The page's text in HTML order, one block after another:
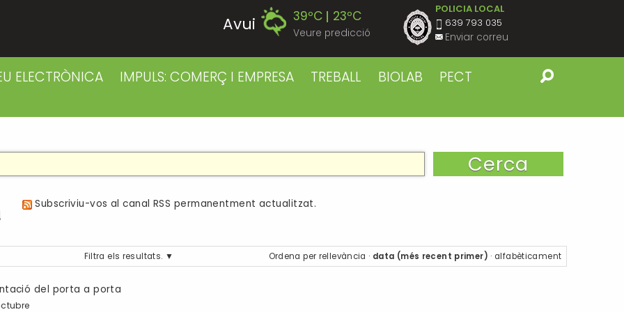
Avui 39ºC 23ºC
Veure predicció
Diumenge 39ºC 22ºC
Dimarts
40ºC 23ºC
POLICIA LOCAL
639 793 035
Enviar correu
ELECTRÒNICA IMPULS: COMERÇ I EMPRESA TREBALL BIOLAB
PECT
Subscriviu-vos al canal RSS permanentment actualitzat.
Filtra els resultats. Ordena per rellevància · data (més recent primer) · alfabèticament
del porta a porta